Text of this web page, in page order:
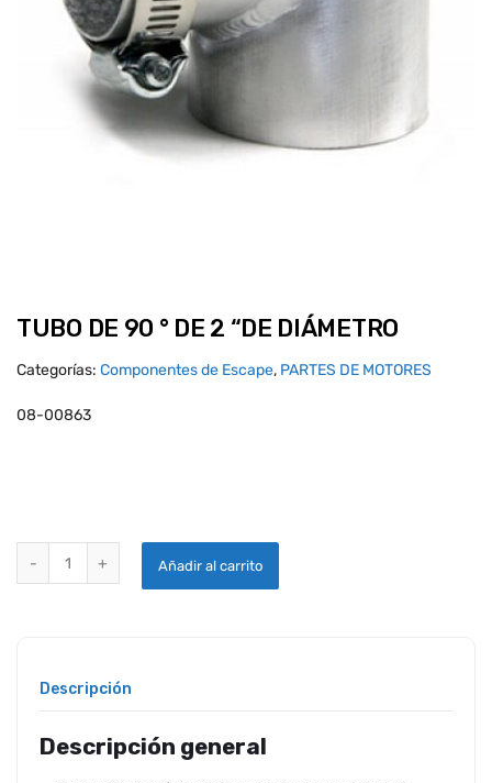
TUBO DE 90 ° DE 2 “DE DIÁMETRO
Categorías: Componentes de Escape, PARTES DE MOTORES
08-00863
Añadir al carrito
Descripción
Descripción general